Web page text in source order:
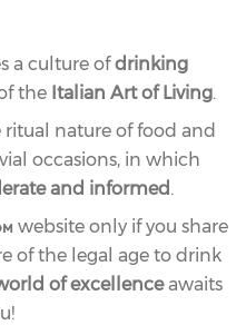
a culture ofdrinking
the Italian Art of Living.
nature of food and
occasions, in which
and informed .
website only if you share
of the legal age to drink
of excellenceawaits